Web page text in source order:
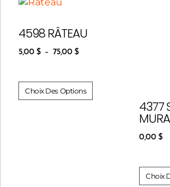
4598 RÂTEAU
5,00 $ – 75,00 $
Choix Des Options
4377
0,00 $
Choix